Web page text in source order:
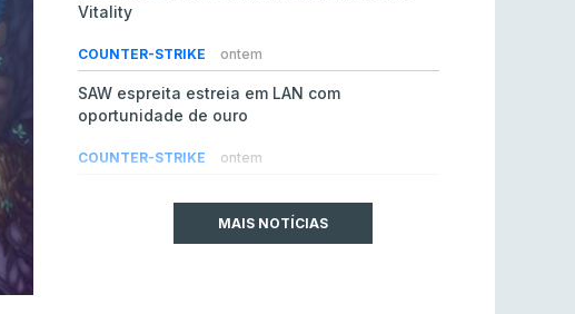
Vitality
COUNTER-STRIKE ontem
SAW espreita estreia em LAN com
oportunidade de ouro
COUNTER-STRIKE ontem
do Counter-Strike 2MAIS NOTÍCIAS